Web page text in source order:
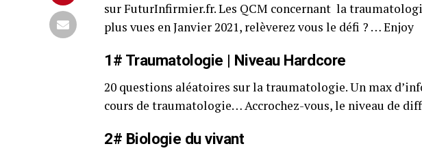
sur FuturInfirmier.fr. Les QCM concernant la
plus vues en Janvier 2021, relèverez vous le défi ? … Enjoy
1# Traumatologie | Niveau Hardcore
20 questions aléatoires sur la traumatologie. Un max
cours de traumatologie… Accrochez-vous, le niveau de
2# Biologie du vivant